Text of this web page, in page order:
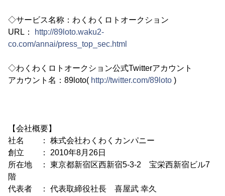
◇サービス名称：わくわくロトオークション
URL：
http://89loto.waku2-
co.com/annai/press_top_sec.html
◇わくわくロトオークション公式Twitterアカウント
アカウント名：89loto( http://twitter.com/89loto )
【会社概要】
社名 ： 株式会社わくわくカンパニー
創立 ： 2010年8月26日
所在地 ： 東京都新宿区西新宿5-3-2 宝栄西新宿ビル7
階
代表者 ： 代表取締役社長 喜屋武 幸久